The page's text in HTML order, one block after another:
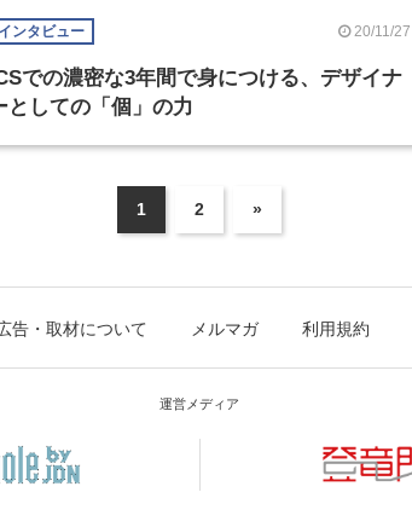
インタビュー 20/11/27
での濃密な3年間で身につける、デザイナ
としての「個」の力
1 2 »
告・取材について メルマガ 利用規約
運営メディア